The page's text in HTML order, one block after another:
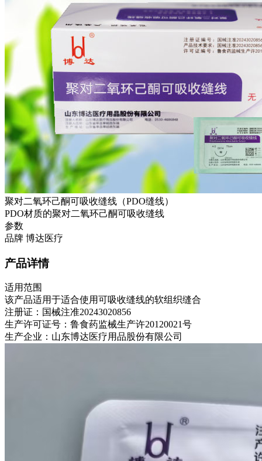
聚对二氧环己酮可吸收缝线（PDO缝线）
PDO材质的聚对二氧环己酮可吸收缝线
参数
品牌 博达医疗
产品详情
适用范围
该产品适用于适合使用可吸收缝线的软组织缝合
注册证：国械注准20243020856
生产许可证号：鲁食药监械生产许20120021号
生产企业：山东博达医疗用品股份有限公司